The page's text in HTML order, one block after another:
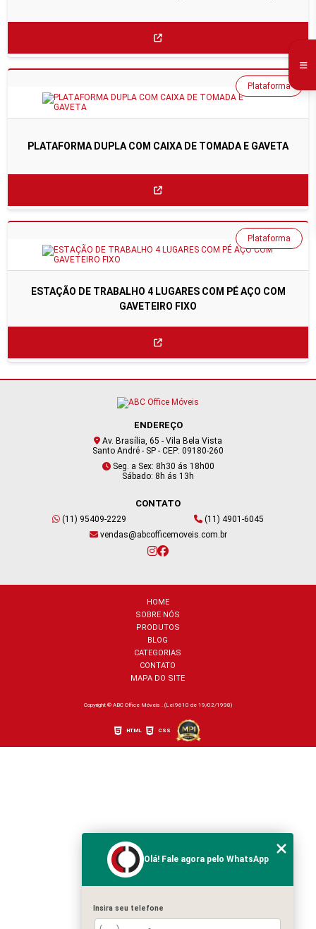
PLATAFORMA DUPLA COM CAIXA DE TOMADA E GAVETA
Plataforma
ESTAÇÃO DE TRABALHO 4 LUGARES COM PÉ AÇO COM
GAVETEIRO FIXO
Plataforma
ENDEREÇO
Av. Brasília, 65 - Vila Bela Vista
Santo André - SP - CEP: 09180-260
Seg. a Sex: 8h30 ás 18h00
Sábado: 8h ás 13h
CONTATO
(11) 95409-2229
(11) 4901-6045
vendas@abcofficemoveis.com.br
HOME
SOBRE NÓS
PRODUTOS
BLOG
CATEGORIAS
CONTATO
MAPA DO SITE
Copyright © ABC Office Móveis . (Lei 9610 de 19/02/1998)
HTML CSS
Olá! Fale agora pelo WhatsApp
Insira seu telefone